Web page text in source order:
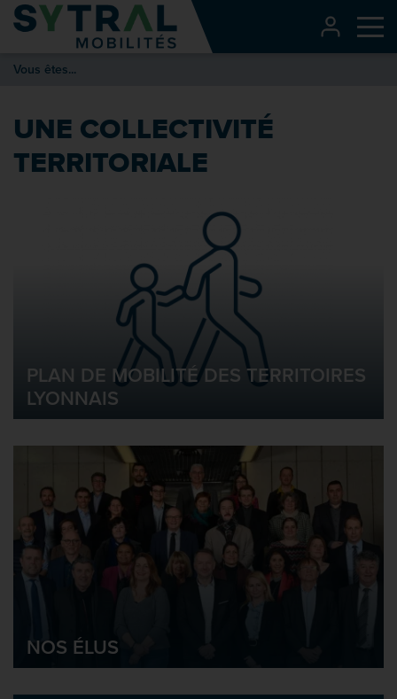
Contenu
Entête de page
Vous êtes...
UNE COLLECTIVITÉ
TERRITORIALE
PLAN DE MOBILITÉ DES TERRITOIRES
LYONNAIS
NOS ÉLUS